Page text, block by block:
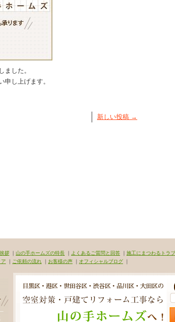
ました。
申し上げます。
新しい投稿 →
拶 ｜ 山の手ホームズの特長 ｜ よくあるご質問と回答 ｜ 施工にまつわるトラ
｜ ご依頼の流れ ｜ お客様の声 ｜ オフィシャルブログ ｜